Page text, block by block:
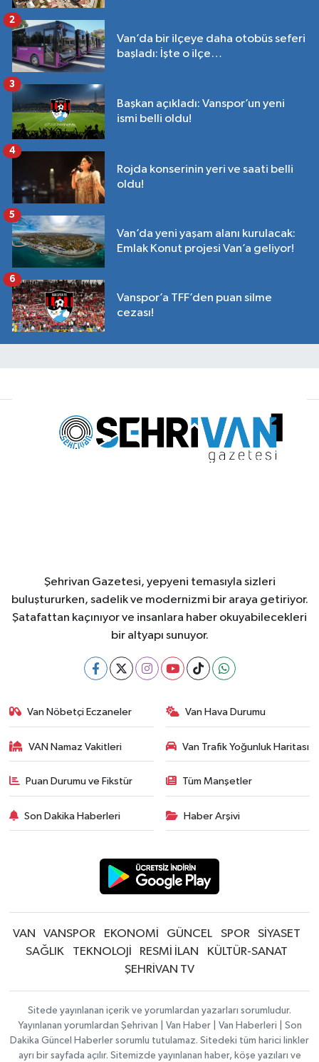
Van’da bir ilçeye daha otobüs seferi
başladı: İşte o ilçe…
2
Başkan açıkladı: Vanspor’un yeni
ismi belli oldu!
3
Rojda konserinin yeri ve saati belli
oldu!
4
Van’da yeni yaşam alanı kurulacak:
Emlak Konut projesi Van’a geliyor!
5
Vanspor’a TFF’den puan silme
cezası!
6
Şehrivan Gazetesi, yepyeni temasıyla sizleri
buluştururken, sadelik ve modernizmi bir araya getiriyor.
Şatafattan kaçınıyor ve insanlara haber okuyabilecekleri
bir altyapı sunuyor.
Van Nöbetçi Eczaneler Van Hava Durumu
VAN Namaz Vakitleri Van Trafik Yoğunluk Haritası
Puan Durumu ve Fikstür Tüm Manşetler
Son Dakika Haberleri Haber Arşivi
VAN VANSPOR EKONOMİ GÜNCEL SPOR
SİYASET
SAĞLIK
TEKNOLOJİ RESMİ İLAN
KÜLTÜR-SANAT
ŞEHRİVAN TV
Sitede yayınlanan içerik ve yorumlardan yazarları sorumludur.
Yayınlanan yorumlardan Şehrivan | Van Haber | Van Haberleri | Son
Dakika Güncel Haberler sorumlu tutulamaz. Sitedeki tüm harici linkler
ayrı bir sayfada açılır. Sitemizde yayınlanan haber, köşe yazıları ve